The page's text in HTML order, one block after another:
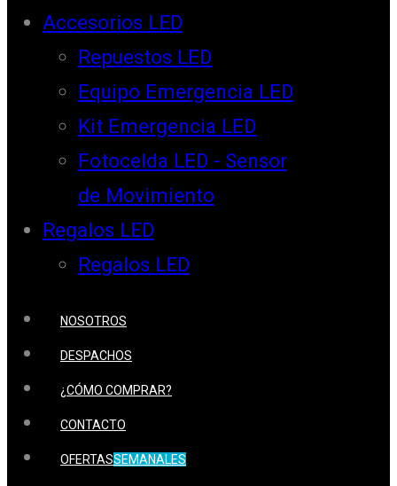
Accesorios LED
Repuestos LED
Equipo Emergencia LED
Kit Emergencia LED
Fotocelda LED - Sensor
de Movimiento
Regalos LED
Regalos LED
NOSOTROS
DESPACHOS
¿CÓMO COMPRAR?
CONTACTO
OFERTASSEMANALES